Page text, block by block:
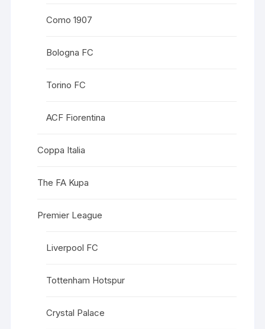
Como 1907
Bologna FC
Torino FC
ACF Fiorentina
Coppa Italia
The FA Kupa
Premier League
Liverpool FC
Tottenham Hotspur
Crystal Palace